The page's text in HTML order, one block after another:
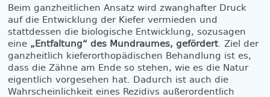
Beim ganzheitlichen Ansatz wird zwanghafter Druck
auf die Entwicklung der Kiefer vermieden und
stattdessen die biologische Entwicklung, sozusagen
eine „Entfaltung“ des Mundraumes, gefördert. Ziel der
ganzheitlich kieferorthopädischen Behandlung ist es,
dass die Zähne am Ende so stehen, wie es die Natur
eigentlich vorgesehen hat. Dadurch ist auch die
Wahrscheinlichkeit eines Rezidivs außerordentlich